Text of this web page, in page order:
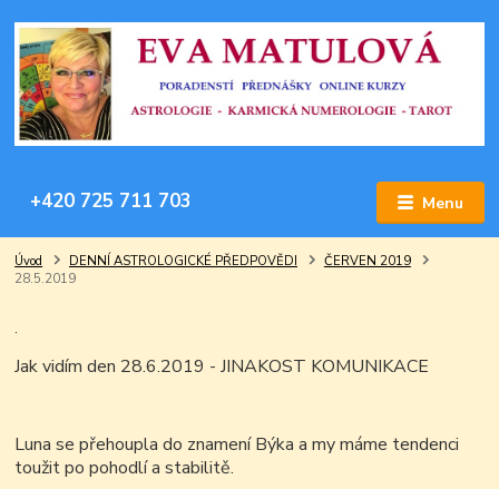
Menu
+420 725 711 703
Úvod DENNÍ ASTROLOGICKÉ PŘEDPOVĚDI
ČERVEN 2019
28.5.2019
.
Jak vidím den 28.6.2019 - JINAKOST KOMUNIKACE
Luna se přehoupla do znamení Býka a my máme tendenci
toužit po pohodlí a stabilitě.